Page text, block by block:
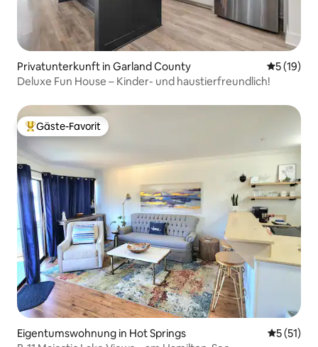
Privatunterkunft in Garland County
5 (19)
Deluxe Fun House – Kinder- und haustierfreundlich!
Beliebter Gäste-Favorit.
Gäste-Favorit
Eigentumswohnung in Hot Springs
5 (51)